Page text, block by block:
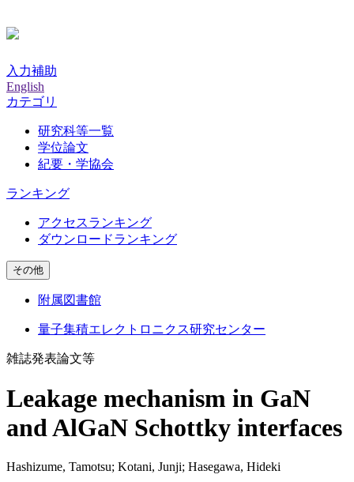
入力補助
English
カテゴリ
研究科等一覧
学位論文
紀要・学協会
ランキング
アクセスランキング
ダウンロードランキング
その他
附属図書館
量子集積エレクトロニクス研究センター
雑誌発表論文等
Leakage mechanism in GaN
and AlGaN Schottky interfaces
Hashizume, Tamotsu; Kotani, Junji; Hasegawa, Hideki